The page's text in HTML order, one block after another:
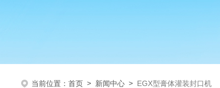
当前位置： 首页 > 新闻中心 > EGX型膏体灌装封口机